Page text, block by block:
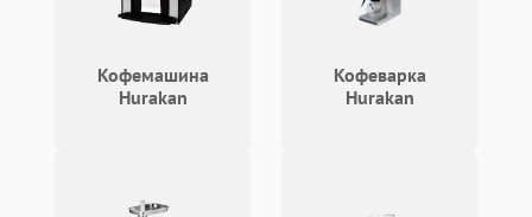
Кофемашина
Hurakan
Кофеварка
Hurakan